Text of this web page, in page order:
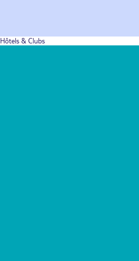
Hôtels & Clubs